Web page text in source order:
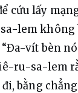
cứu lấy
lem không
“Đa-vít bèn
ru-sa-lem
bằng